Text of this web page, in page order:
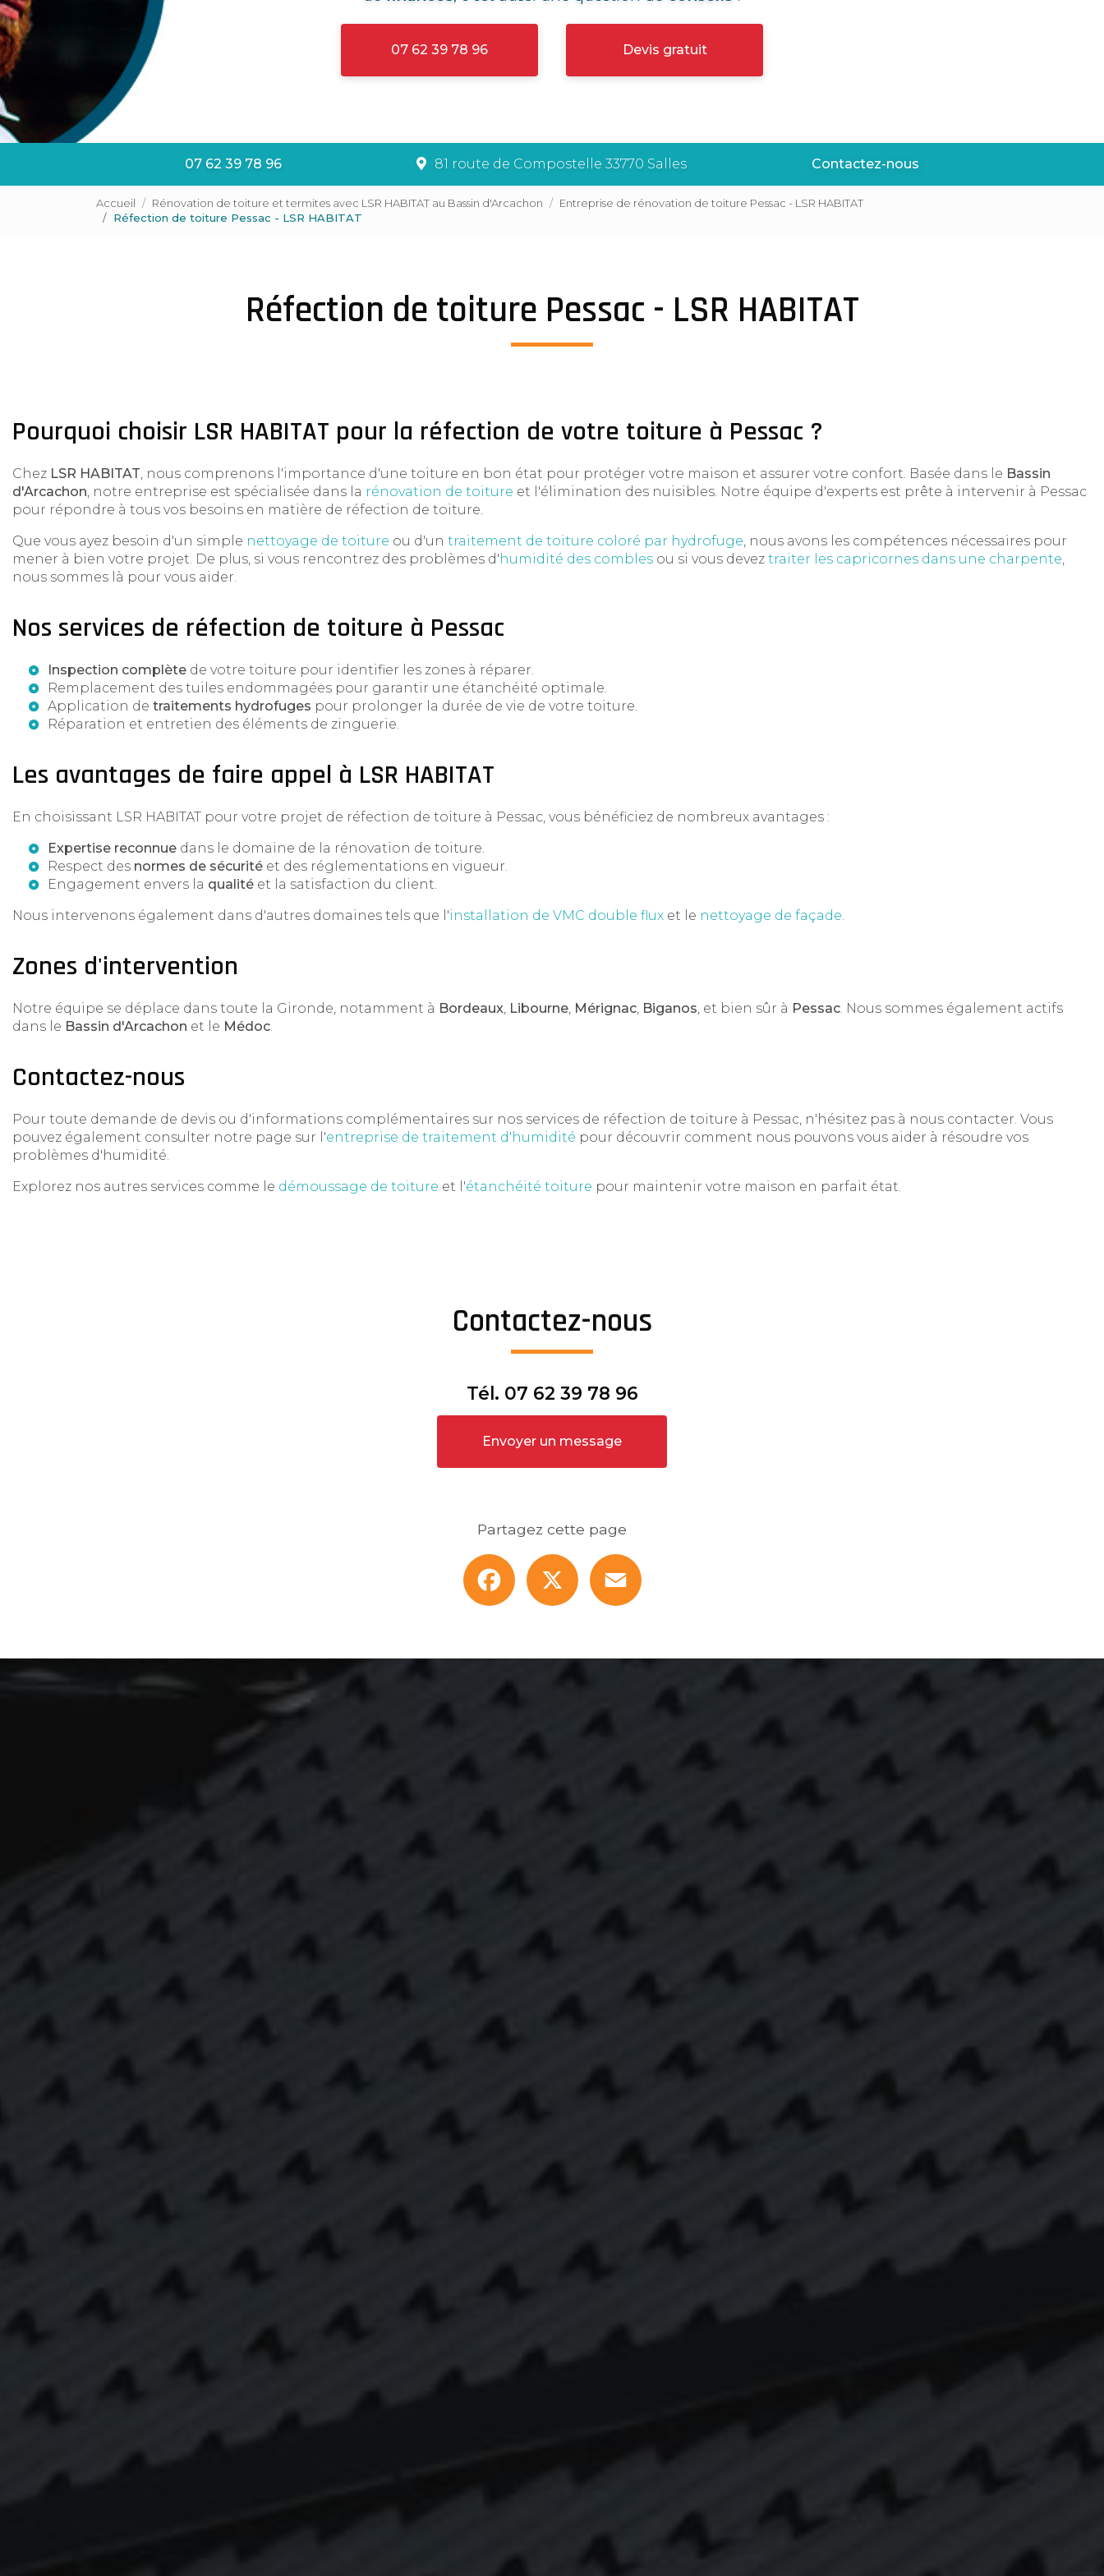
07 62 39 78 96 Devis gratuit
07 62 39 78 96 81 route de Compostelle 33770 Salles Contactez-nous
Accueil Rénovation de toiture et termites avec LSR HABITAT au Bassin d'Arcachon
Entreprise de rénovation de toiture Pessac - LSR HABITAT
Réfection de toiture Pessac - LSR HABITAT
Réfection de toiture Pessac - LSR HABITAT
Pourquoi choisir LSR HABITAT pour la réfection de votre toiture à Pessac ?
Chez LSR HABITAT , nous comprenons l'importance d'une toiture en bon état pour protéger votre maison et assurer votre confort. Basée dans le Bassin
d'Arcachon , notre entreprise est spécialisée dans la rénovation de toiture et l'élimination des nuisibles. Notre équipe d'experts est prête à intervenir à Pessac
pour répondre à tous vos besoins en matière de réfection de toiture.
Que vous ayez besoin d'un simple nettoyage de toiture ou d'un traitement de toiture coloré par hydrofuge , nous avons les compétences nécessaires pour
mener à bien votre projet. De plus, si vous rencontrez des problèmes d'humidité des combles ou si vous devez traiter les capricornes dans une charpente
nous sommes là pour vous aider.
Nos services de réfection de toiture à Pessac
Inspection complète de votre toiture pour identifier les zones à réparer.
Remplacement des tuiles endommagées pour garantir une étanchéité optimale.
Application de traitements hydrofuges pour prolonger la durée de vie de votre toiture.
Réparation et entretien des éléments de zinguerie.
Les avantages de faire appel à LSR HABITAT
En choisissant LSR HABITAT pour votre projet de réfection de toiture à Pessac, vous bénéficiez de nombreux avantages :
Expertise reconnue dans le domaine de la rénovation de toiture.
Respect des normes de sécurité et des réglementations en vigueur.
Engagement envers la qualité et la satisfaction du client.
Nous intervenons également dans d'autres domaines tels que l'installation de VMC double flux et le nettoyage de façade
Zones d'intervention
Notre équipe se déplace dans toute la Gironde, notamment à Bordeaux Libourne Mérignac Biganos , et bien sûr à Pessac . Nous sommes également actifs
dans le Bassin d'Arcachon et le Médoc
Contactez-nous
Pour toute demande de devis ou d'informations complémentaires sur nos services de réfection de toiture à Pessac, n'hésitez pas à nous contacter. Vous
pouvez également consulter notre page sur l'entreprise de traitement d'humidité pour découvrir comment nous pouvons vous aider à résoudre vos
problèmes d'humidité.
Explorez nos autres services comme le démoussage de toiture et l'étanchéité toiture pour maintenir votre maison en parfait état.
Contactez-nous
Tél. 07 62 39 78 96
Envoyer un message
Partagez cette page
Facebook